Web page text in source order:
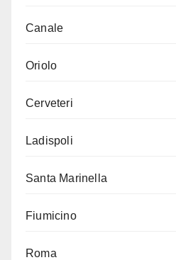
Canale
Oriolo
Cerveteri
Ladispoli
Santa Marinella
Fiumicino
Roma